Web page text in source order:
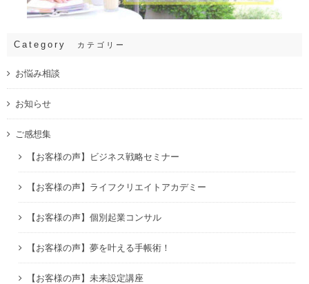
Category カテゴリー
お悩み相談
お知らせ
ご感想集
【お客様の声】ビジネス戦略セミナー
【お客様の声】ライフクリエイトアカデミー
【お客様の声】個別起業コンサル
【お客様の声】夢を叶える手帳術！
【お客様の声】未来設定講座